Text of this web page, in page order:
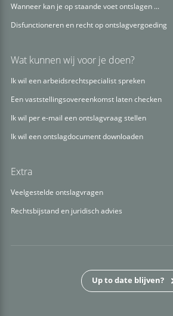
Wanneer kan je op staande voet ontslagen ...
Disfunctioneren en recht op ontslagvergoeding
Wat kunnen wij voor je doen?
Ik wil een arbeidsrechtspecialist spreken
Een vaststellingsovereenkomst laten checken
Ik wil per e-mail een ontslagvraag stellen
Ik wil een ontslagdocument downloaden
Extra
Veelgestelde ontslagvragen
Rechtsbijstand en juridisch advies
Up to date blijven?